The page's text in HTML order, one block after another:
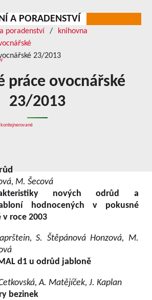
A PORADENSTVÍ
poradenství
knihovna
23/2013
práce ovocnářské
23/2013
M. Šecová
nových odrůd a
hodnocených v pokusné
v roce 2003
S. Štěpánová Honzová, M.
d1 u odrůd jabloně
A. Matějíček, J. Kaplan
bezinek